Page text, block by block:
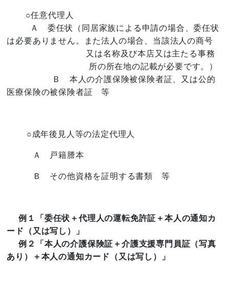
○任意代理人
Ａ 委任状（同居家族による申請の場合、委任状
は必要ありません。また法人の場合、当該法人の商号
又は名称及び本店又は主たる事務
所の所在地の記載が必要です。）
Ｂ 本人の介護保険被保険者証、又は公的
医療保険の被保険者証 等
○成年後見人等の法定代理人
Ａ 戸籍謄本
Ｂ その他資格を証明する書類 等
例１「委任状＋代理人の運転免許証＋本人の通知カ
ード（又は写し）」
例２「本人の介護保険証＋介護支援専門員証（写真
あり）＋本人の通知カード（又は写し）」